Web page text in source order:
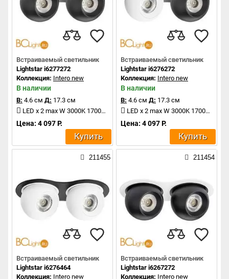
Встраиваемый светильник
Lightstar i6277272
Коллекция: Intero new
В наличии
В: 4.6 см Д: 17.3 см
LED x 2 max W 3000K 1700Lm
Цена: 4 097 Р.
Купить
Встраиваемый светильник
Lightstar i6276272
Коллекция: Intero new
В наличии
В: 4.6 см Д: 17.3 см
LED x 2 max W 3000K 1700Lm
Цена: 4 097 Р.
Купить
211455
Встраиваемый светильник
Lightstar i6276464
Коллекция: Intero new
211454
Встраиваемый светильник
Lightstar i6267272
Коллекция: Intero new